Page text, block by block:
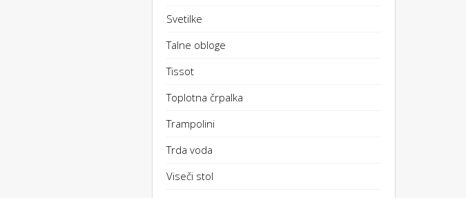
Svetilke
Talne obloge
Tissot
Toplotna črpalka
Trampolini
Trda voda
Viseči stol